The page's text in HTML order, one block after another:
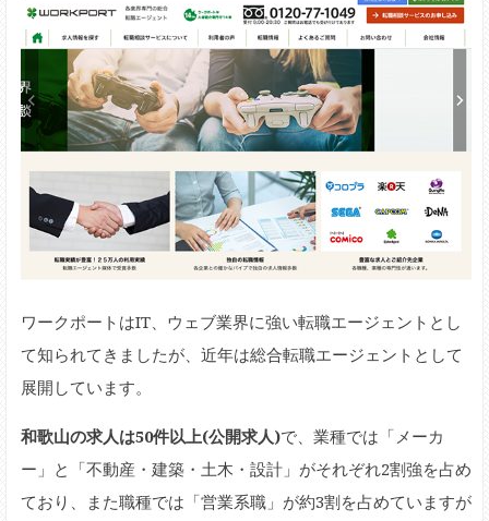
ワークポートはIT、ウェブ業界に強い転職エージェントとし
て知られてきましたが、近年は総合転職エージェントとして
展開しています。
和歌山の求人は50件以上(公開求人)で、業種では「メーカ
ー」と「不動産・建築・土木・設計」がそれぞれ2割強を占め
ており、また職種では「営業系職」が約3割を占めていますが